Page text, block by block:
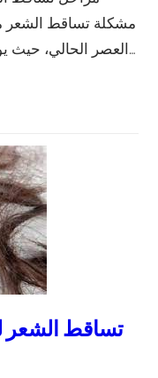
مشكلة تساقط الشعر
العصر الحالي، حيث يواجه الكثيرون هذه المشكلة ويسعون…
تساقط الشعر